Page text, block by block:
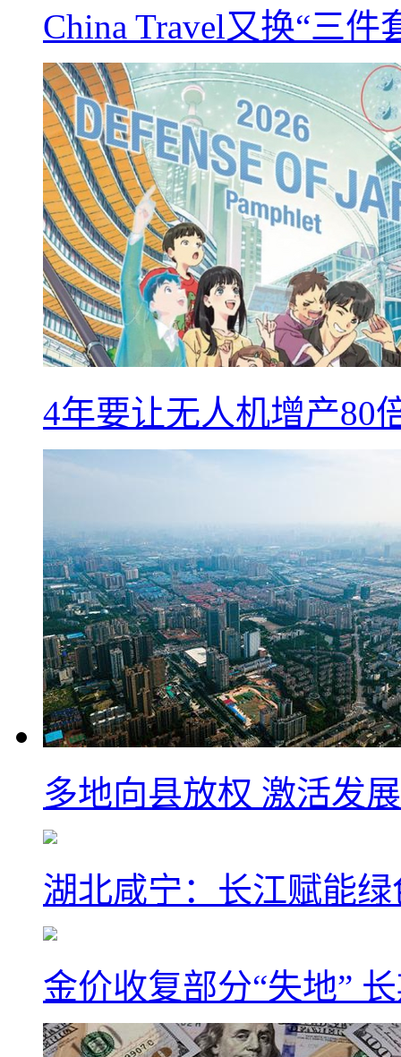
China Travel又换“三
4年要让无人机增产80
多地向县放权 激活发
湖北咸宁：长江赋能
金价收复部分“失地”